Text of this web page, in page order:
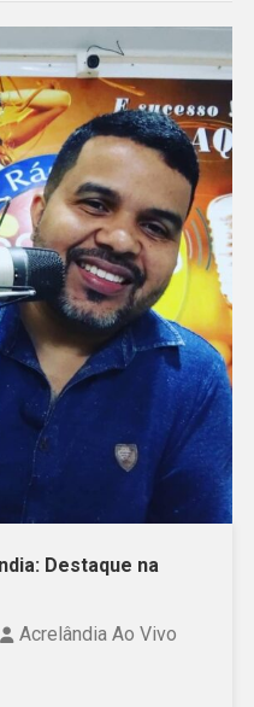
Destaque na
Acrelândia Ao Vivo